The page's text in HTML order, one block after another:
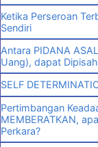
Ketika Perseroan
Sendiri
Antara PIDANA
Uang), dapat
SELF
Pertimbangan
MEMBERATKAN,
Perkara?